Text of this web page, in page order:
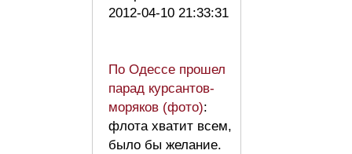
2012-04-10 21:33:31
По Одессе прошел
парад курсантов-
моряков (фото):
флота хватит всем,
было бы желание.